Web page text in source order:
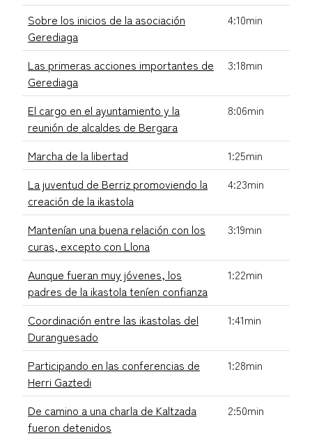
Sobre los inicios de la asociación
Gerediaga
4:10min
Las primeras acciones importantes de
Gerediaga
3:18min
El cargo en el ayuntamiento y la
reunión de alcaldes de Bergara
8:06min
Marcha de la libertad
1:25min
La juventud de Berriz promoviendo la
creación de la ikastola
4:23min
Mantenían una buena relación con los
curas, excepto con Llona
3:19min
Aunque fueran muy jóvenes, los
padres de la ikastola teníen confianza
1:22min
Coordinación entre las ikastolas del
Duranguesado
1:41min
Participando en las conferencias de
Herri Gaztedi
1:28min
De camino a una charla de Kaltzada
fueron detenidos
2:50min